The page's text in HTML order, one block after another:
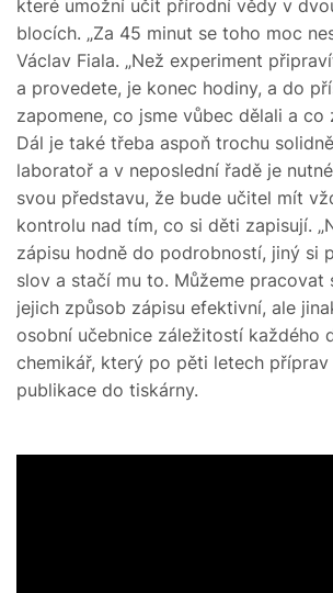
které umožní učit přírodní vědy v
blocích. „Za 45 minut se toho moc
Václav Fiala. „Než experiment
a provedete, je konec hodiny, a do
zapomene, co jsme vůbec dělali a co
Dál je také třeba aspoň trochu
laboratoř a v neposlední řadě je
svou představu, že bude učitel mít
kontrolu nad tím, co si děti zapisují.
zápisu hodně do podrobností, jiný si
slov a stačí mu to. Můžeme pracovat
jejich způsob zápisu efektivní, ale
osobní učebnice záležitostí každého
chemikář, který po pěti letech příprav
publikace do tiskárny.